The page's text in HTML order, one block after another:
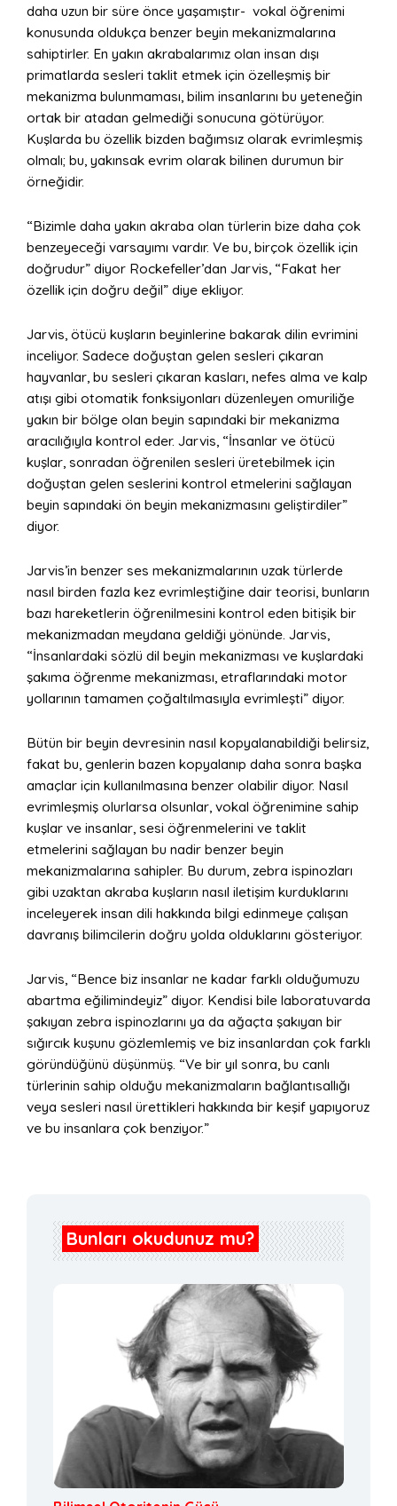
daha uzun bir süre önce yaşamıştır- vokal öğrenimi
konusunda oldukça benzer beyin mekanizmalarına
sahiptirler. En yakın akrabalarımız olan insan dışı
primatlarda sesleri taklit etmek için özelleşmiş bir
mekanizma bulunmaması, bilim insanlarını bu yeteneğin
ortak bir atadan gelmediği sonucuna götürüyor.
Kuşlarda bu özellik bizden bağımsız olarak evrimleşmiş
olmalı; bu, yakınsak evrim olarak bilinen durumun bir
örneğidir.
“Bizimle daha yakın akraba olan türlerin bize daha çok
benzeyeceği varsayımı vardır. Ve bu, birçok özellik için
doğrudur” diyor Rockefeller’dan Jarvis, “Fakat her
özellik için doğru değil” diye ekliyor.
Jarvis, ötücü kuşların beyinlerine bakarak dilin evrimini
inceliyor. Sadece doğuştan gelen sesleri çıkaran
hayvanlar, bu sesleri çıkaran kasları, nefes alma ve kalp
atışı gibi otomatik fonksiyonları düzenleyen omuriliğe
yakın bir bölge olan beyin sapındaki bir mekanizma
aracılığıyla kontrol eder. Jarvis, “İnsanlar ve ötücü
kuşlar, sonradan öğrenilen sesleri üretebilmek için
doğuştan gelen seslerini kontrol etmelerini sağlayan
beyin sapındaki ön beyin mekanizmasını geliştirdiler”
diyor.
Jarvis’in benzer ses mekanizmalarının uzak türlerde
nasıl birden fazla kez evrimleştiğine dair teorisi, bunların
bazı hareketlerin öğrenilmesini kontrol eden bitişik bir
mekanizmadan meydana geldiği yönünde. Jarvis,
“İnsanlardaki sözlü dil beyin mekanizması ve kuşlardaki
şakıma öğrenme mekanizması, etraflarındaki motor
yollarının tamamen çoğaltılmasıyla evrimleşti” diyor.
Bütün bir beyin devresinin nasıl kopyalanabildiği belirsiz,
fakat bu, genlerin bazen kopyalanıp daha sonra başka
amaçlar için kullanılmasına benzer olabilir diyor. Nasıl
evrimleşmiş olurlarsa olsunlar, vokal öğrenimine sahip
kuşlar ve insanlar, sesi öğrenmelerini ve taklit
etmelerini sağlayan bu nadir benzer beyin
mekanizmalarına sahipler. Bu durum, zebra ispinozları
gibi uzaktan akraba kuşların nasıl iletişim kurduklarını
inceleyerek insan dili hakkında bilgi edinmeye çalışan
davranış bilimcilerin doğru yolda olduklarını gösteriyor.
Jarvis, “Bence biz insanlar ne kadar farklı olduğumuzu
abartma eğilimindeyiz” diyor. Kendisi bile laboratuvarda
şakıyan zebra ispinozlarını ya da ağaçta şakıyan bir
sığırcık kuşunu gözlemlemiş ve biz insanlardan çok farklı
göründüğünü düşünmüş. “Ve bir yıl sonra, bu canlı
türlerinin sahip olduğu mekanizmaların bağlantısallığı
veya sesleri nasıl ürettikleri hakkında bir keşif yapıyoruz
ve bu insanlara çok benziyor.”
Bunları okudunuz mu?